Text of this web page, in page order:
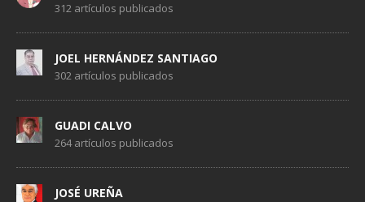
312 artículos publicados
JOEL HERNÁNDEZ SANTIAGO
302 artículos publicados
GUADI CALVO
264 artículos publicados
JOSÉ UREÑA